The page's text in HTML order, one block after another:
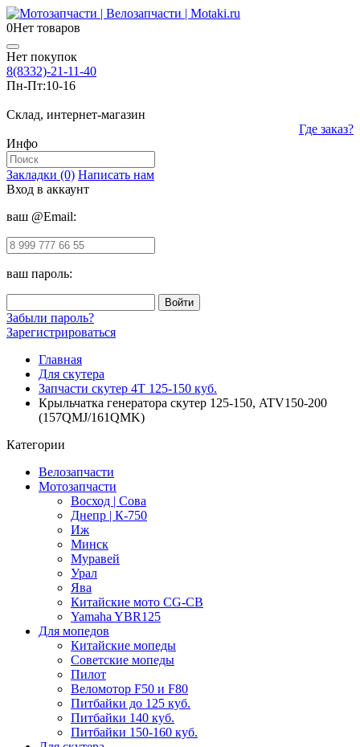
0Нет товаров
Нет покупок
8(8332)-21-11-40
Пн-Пт:10-16
Склад, интернет-магазин
Где заказ?
Инфо
Закладки (0) Написать нам
Вход в аккаунт
ваш @Email:
ваш пароль:
Забыли пароль?
Зарегистрироваться
Главная
Для скутера
Запчасти скутер 4Т 125-150 куб.
Крыльчатка генератора скутер 125-150, ATV150-200
(157QMJ/161QMK)
Категории
Велозапчасти
Мотозапчасти
Восход | Сова
Днепр | К-750
Иж
Минск
Муравей
Урал
Ява
Китайские мото CG-CB
Yamaha YBR125
Для мопедов
Китайские мопеды
Советские мопеды
Пилот
Веломотор F50 и F80
Питбайки до 125 куб.
Питбайки 140 куб.
Питбайки 150-160 куб.